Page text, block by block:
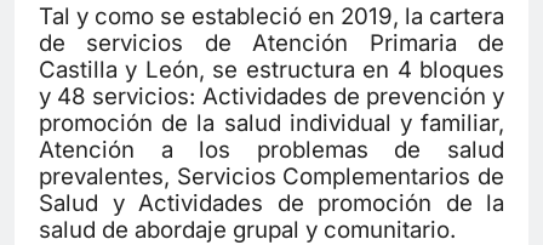
Tal y como se estableció en 2019, la cartera
de servicios de Atención Primaria de
Castilla y León, se estructura en 4 bloques
y 48 servicios: Actividades de prevención y
promoción de la salud individual y familiar,
Atención a los problemas de salud
prevalentes, Servicios Complementarios de
Salud y Actividades de promoción de la
salud de abordaje grupal y comunitario.